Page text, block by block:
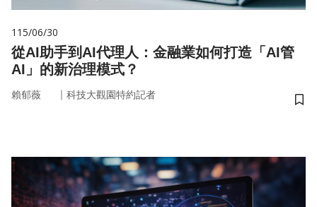
115/06/30
從AI助手到AI代理人：金融業如何打造「AI管
AI」的新治理模式？
賴郁薇 ｜ 科技大觀園特約記者
儲